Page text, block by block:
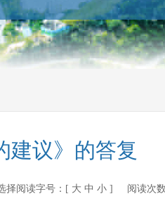
建议》的答复
阅读字号：[ 大 中 小 ] 阅读次数